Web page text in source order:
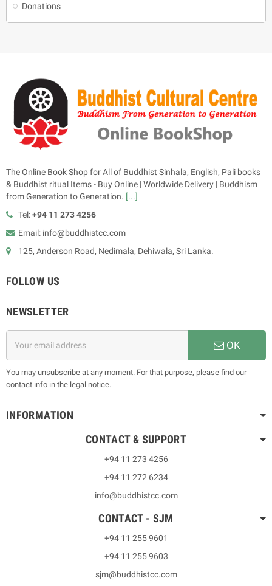
Donations
The Online Book Shop for All of Buddhist Sinhala, English, Pali books
& Buddhist ritual Items - Buy Online | Worldwide Delivery | Buddhism
from Generation to Generation. [...]
Tel:+94 11 273 4256
Email: info@buddhistcc.com
125, Anderson Road, Nedimala, Dehiwala, Sri Lanka.
FOLLOW US
NEWSLETTER
OK
You may unsubscribe at any moment. For that purpose, please find our
contact info in the legal notice.
INFORMATION
CONTACT & SUPPORT
+94 11 273 4256
+94 11 272 6234
info@buddhistcc.com
CONTACT - SJM
+94 11 255 9601
+94 11 255 9603
sjm@buddhistcc.com